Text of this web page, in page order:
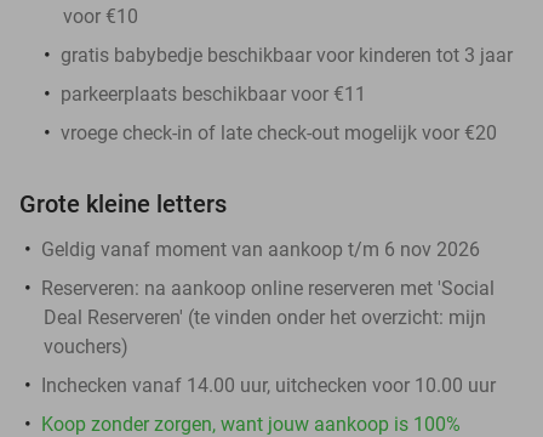
voor €10
gratis babybedje beschikbaar voor kinderen tot 3 jaar
parkeerplaats beschikbaar voor €11
vroege check-in of late check-out mogelijk voor €20
Grote kleine letters
Geldig vanaf moment van aankoop t/m 6 nov 2026
Reserveren: na aankoop online reserveren met 'Social
Deal Reserveren' (te vinden onder het overzicht: mijn
vouchers)
Inchecken vanaf 14.00 uur, uitchecken voor 10.00 uur
Koop zonder zorgen, want jouw aankoop is 100%